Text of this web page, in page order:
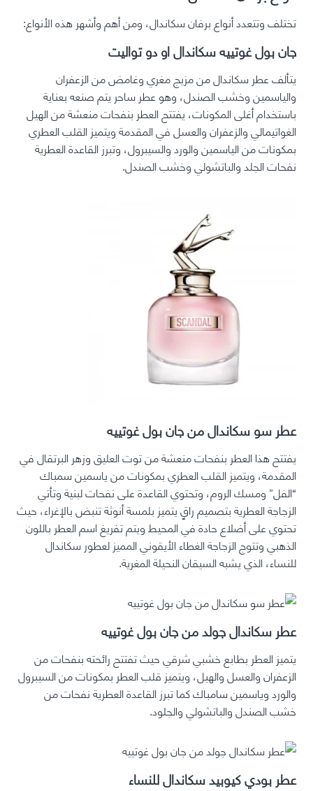
تختلف وتتعدد أنواع برفان سكاندال، ومن أهم وأشهر هذه الأنواع:
جان بول غوتييه سكاندال او دو تواليت
يتألف عطر سكاندال من مزيج مغري وغامض من الزعفران
والياسمين وخشب الصندل، وهو عطر ساحر يتم صنعه بعناية
باستخدام أغلى المكونات، يفتتح العطر بنفحات منعشة من الهيل
الغواتيمالي والزعفران والعسل في المقدمة ويتميز القلب العطري
بمكونات من الياسمين والورد والسيبرول، وتبرز القاعدة العطرية
نفحات الجلد والباتشولي وخشب الصندل.
عطر سو سكاندال من جان بول غوتييه
يفتتح هذا العطر بنفحات منعشة من توت العليق وزهر البرتقال في
المقدمة، ويتميز القلب العطري بمكونات من ياسمين سمباك
“الفل” ومسك الروم، وتحتوي القاعدة على نفحات لبنية وتأتي
الزجاجة العطرية بتصميم راقٍ يتميز بلمسة أنوثة تنبض بالإغراء، حيث
تحتوي على أضلاع حادة في المحيط ويتم تفريغ اسم العطر باللون
الذهبي وتتوج الزجاجة الغطاء الأيقوني المميز لعطور سكاندال
للنساء، الذي يشبه السيقان النحيلة المغرية.
عطر سكاندال جولد من جان بول غوتييه
يتميز العطر بطابع خشبي شرقي حيث تفتتح رائحته بنفحات من
الزعفران والعسل والهيل، ويتميز قلب العطر بمكونات من السيبرول
والورد وياسمين سامباك كما تبرز القاعدة العطرية نفحات من
خشب الصندل والباتشولي والجلود.
عطر بودي كيوبيد سكاندال للنساء